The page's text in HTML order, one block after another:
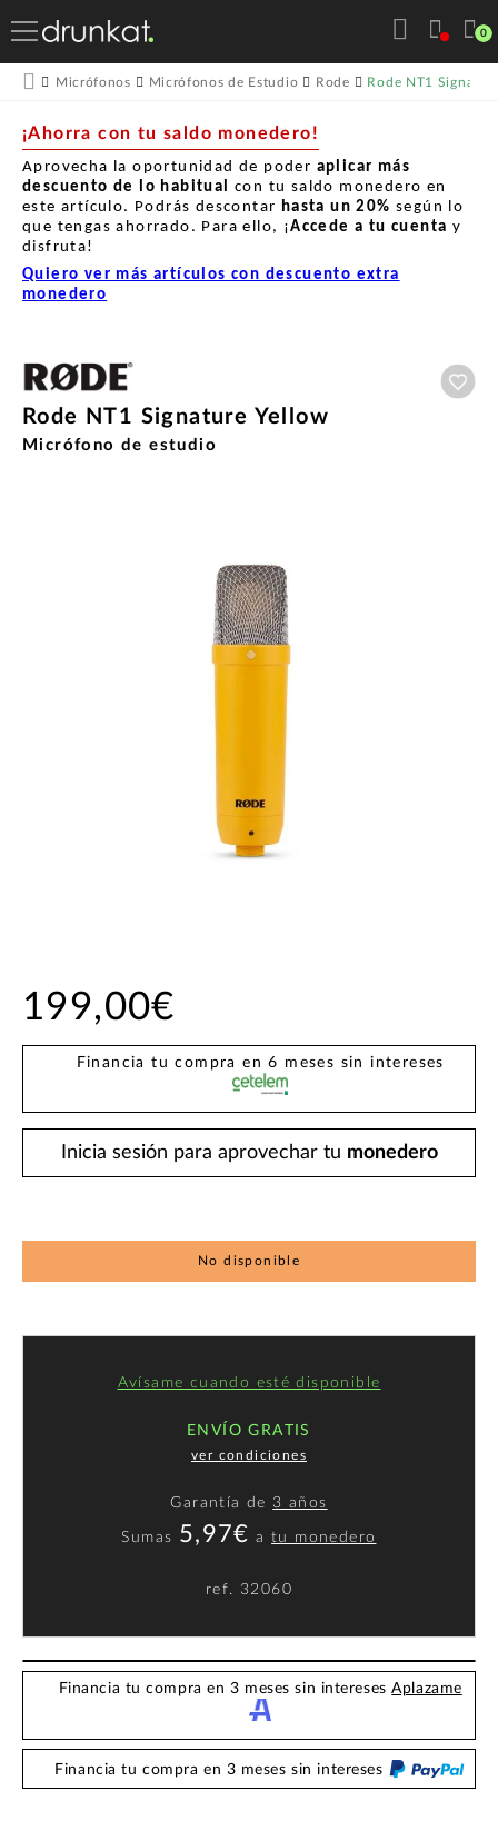
0
Micrófonos Micrófonos de Estudio Rode Rode NT1
¡Ahorra con tu saldo monedero!
Aprovecha la oportunidad de poder aplicar más
descuento de lo habitual con tu saldo monedero en
este artículo. Podrás descontar hasta un 20% según lo
que tengas ahorrado. Para ello, ¡Accede a tu cuenta y
disfruta!
Quiero ver más artículos con descuento extra
monedero
Rode NT1 Signature Yellow
Micrófono de estudio
199,00€
Financia tu compra en 6 meses sin intereses
Inicia sesión para aprovechar tu monedero
No disponible
Avísame cuando esté disponible
ENVÍO GRATIS
ver condiciones
Garantía de 3 años
Sumas 5,97€ atu monedero
ref. 32060
Financia tu compra en 3 meses sin interesesAplazame
Financia tu compra en 3 meses sin intereses